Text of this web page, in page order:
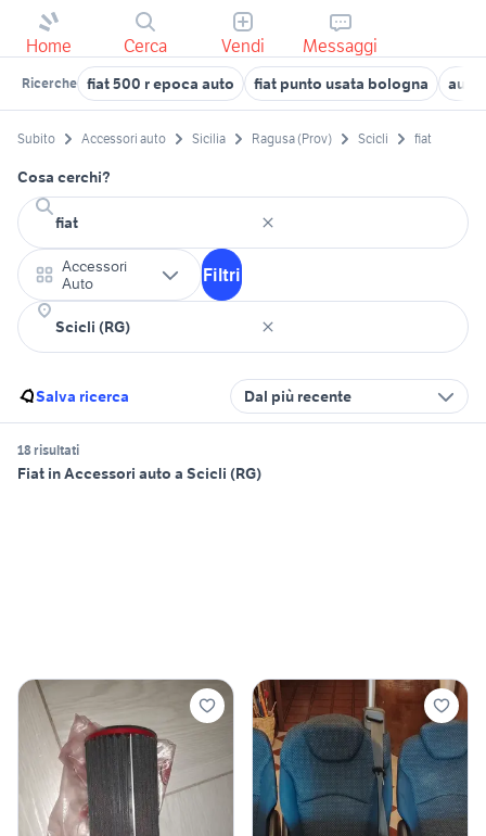
Home Cerca Vendi Messaggi
Ricerche fiat 500 r epoca auto fiat punto usata bologna auto
Subito Accessori auto Sicilia Ragusa (Prov) Scicli fiat
Cosa cerchi?
Accessori
Auto
Filtri
Salva ricerca Dal più recente
18 risultati
Fiat in Accessori auto a Scicli (RG)